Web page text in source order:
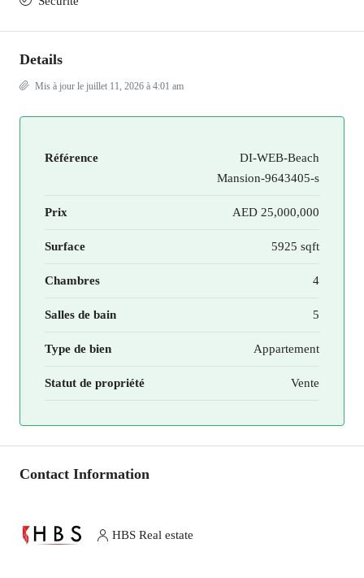
Details
Mis à jour le juillet 11, 2026 à 4:01 am
Référence
DI-WEB-Beach
Mansion-9643405-s
Prix AED 25,000,000
Surface 5925 sqft
Chambres 4
Salles de bain 5
Type de bien Appartement
Statut de propriété Vente
Contact Information
HBS Real estate